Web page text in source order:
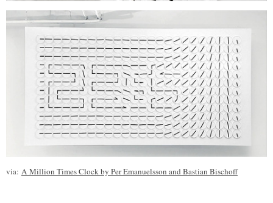
via: A Million Times Clock by Per Emanuelsson and Bastian Bischoff